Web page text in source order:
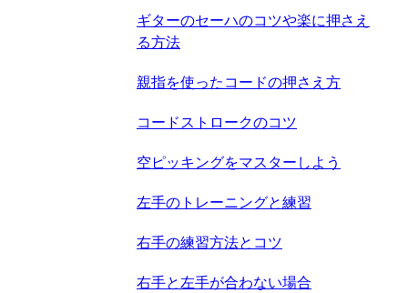
ギターのセーハのコツや楽に押さえ
る方法
親指を使ったコードの押さえ方
コードストロークのコツ
空ピッキングをマスターしよう
左手のトレーニングと練習
右手の練習方法とコツ
右手と左手が合わない場合